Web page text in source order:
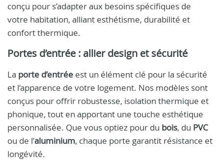
conçu pour s’adapter aux besoins spécifiques de
votre habitation, alliant esthétisme, durabilité et
confort thermique.
Portes d’entrée : allier design et sécurité
La porte d’entrée est un élément clé pour la sécurité
et l’apparence de votre logement. Nos modèles sont
conçus pour offrir robustesse, isolation thermique et
phonique, tout en apportant une touche esthétique
personnalisée. Que vous optiez pour du bois, du PVC
ou de l’aluminium, chaque porte garantit résistance et
longévité.